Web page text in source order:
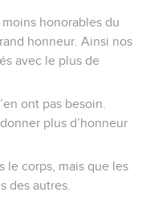
honorables du
honneur. Ainsi nos
avec le plus de
ont pas besoin.
plus d’honneur
le corps, mais que les
des autres.